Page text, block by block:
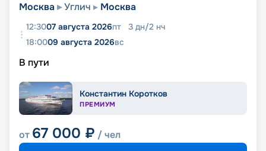
Москва Углич Москва
12:3007 августа 2026пт 3 дн/2 нч
18:0009 августа 2026вс
В пути
Константин Коротков
ПРЕМИУМ
от 67 000 ₽ / чел